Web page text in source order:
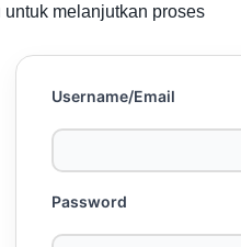
melanjutkan proses
Username/Email
Password